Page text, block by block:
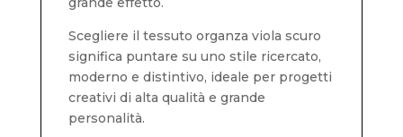
Scegliere il tessuto organza viola scuro
significa puntare su uno stile ricercato,
moderno e distintivo, ideale per progetti
creativi di alta qualità e grande
personalità.